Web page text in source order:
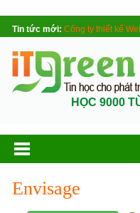
Tin tức mới: Công ty thiết kế
HỌC 9000
Envisage